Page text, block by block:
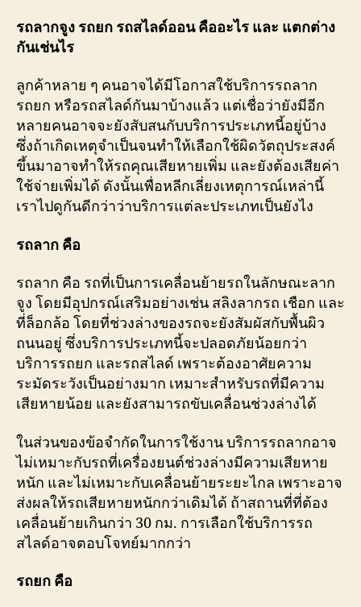
รถลากจูง รถยก รถสไลด์ออน คืออะไร และ แตกต่าง
กันเช่นไร
ลูกค้าหลาย ๆ คนอาจได้มีโอกาสใช้บริการรถลาก
รถยก หรือรถสไลด์กันมาบ้างแล้ว แต่เชื่อว่ายังมีอีก
หลายคนอาจจะยังสับสนกับบริการประเภทนี้อยู่บ้าง
ซึ่งถ้าเกิดเหตุจำเป็นจนทำให้เลือกใช้ผิดวัตถุประสงค์
ขึ้นมาอาจทำให้รถคุณเสียหายเพิ่ม และยังต้องเสียค่า
ใช้จ่ายเพิ่มได้ ดังนั้นเพื่อหลีกเลี่ยงเหตุการณ์เหล่านี้
เราไปดูกันดีกว่าว่าบริการแต่ละประเภทเป็นยังไง
รถลาก คือ
รถลาก คือ รถที่เป็นการเคลื่อนย้ายรถในลักษณะลาก
จูง โดยมีอุปกรณ์เสริมอย่างเช่น สลิงลากรถ เชือก และ
ที่ล็อกล้อ โดยที่ช่วงล่างของรถจะยังสัมผัสกับพื้นผิว
ถนนอยู่ ซึ่งบริการประเภทนี้จะปลอดภัยน้อยกว่า
บริการรถยก และรถสไลด์ เพราะต้องอาศัยความ
ระมัดระวังเป็นอย่างมาก เหมาะสำหรับรถที่มีความ
เสียหายน้อย และยังสามารถขับเคลื่อนช่วงล่างได้
ในส่วนของข้อจำกัดในการใช้งาน บริการรถลากอาจ
ไม่เหมาะกับรถที่เครื่องยนต์ช่วงล่างมีความเสียหาย
หนัก และไม่เหมาะกับเคลื่อนย้ายระยะไกล เพราะอาจ
ส่งผลให้รถเสียหายหนักกว่าเดิมได้ ถ้าสถานที่ที่ต้อง
เคลื่อนย้ายเกินกว่า 30 กม. การเลือกใช้บริการรถ
สไลด์อาจตอบโจทย์มากกว่า
รถยก คือ